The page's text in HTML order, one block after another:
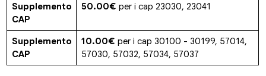
Supplemento
CAP
50.00€ per i cap 23030, 23041
Supplemento
CAP
10.00€ per i cap 30100 - 30199, 57014,
57030, 57032, 57034, 57037